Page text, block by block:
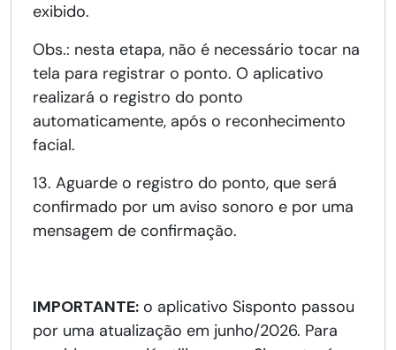
exibido.
Obs.: nesta etapa, não é necessário tocar na
tela para registrar o ponto. O aplicativo
realizará o registro do ponto
automaticamente, após o reconhecimento
facial.
13. Aguarde o registro do ponto, que será
confirmado por um aviso sonoro e por uma
mensagem de confirmação.
IMPORTANTE: o aplicativo Sisponto passou
por uma atualização em junho/2026. Para